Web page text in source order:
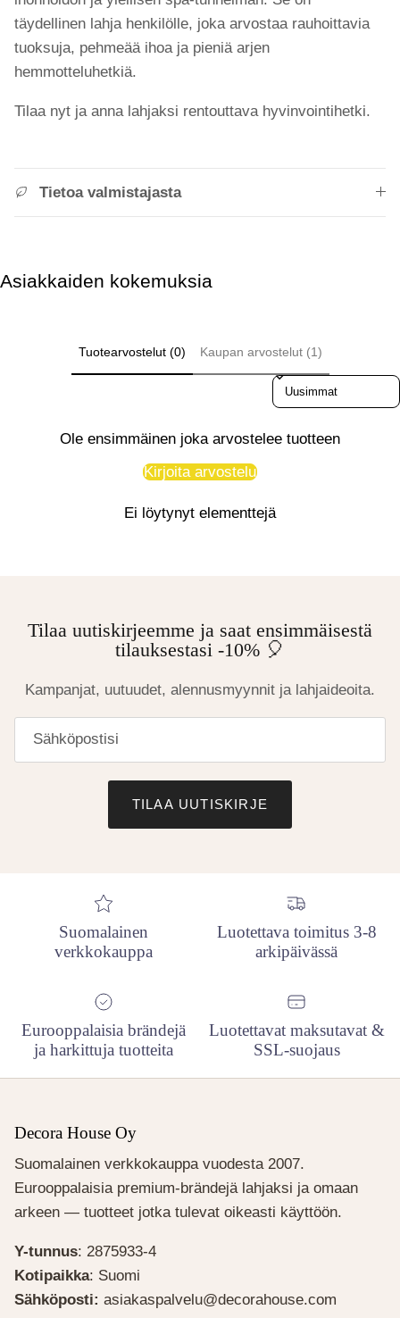
täydellinen lahja henkilölle, joka arvostaa rauhoittavia
tuoksuja, pehmeää ihoa ja pieniä arjen
hemmotteluhetkiä.
Tilaa nyt ja anna lahjaksi rentouttava hyvinvointihetki.
Tietoa valmistajasta
Asiakkaiden kokemuksia
Tuotearvostelut (0) Kaupan arvostelut (1)
Sort reviews by
Ole ensimmäinen joka arvostelee tuotteen
Kirjoita arvostelu
Ei löytynyt elementtejä
Tilaa uutiskirjeemme ja saat ensimmäisestä
tilauksestasi -10% 🎈
Kampanjat, uutuudet, alennusmyynnit ja lahjaideoita.
TILAA UUTISKIRJE
Suomalainen
verkkokauppa
Luotettava toimitus 3-8
arkipäivässä
Eurooppalaisia brändejä
ja harkittuja tuotteita
Luotettavat maksutavat &
SSL-suojaus
Decora House Oy
Suomalainen verkkokauppa vuodesta 2007.
Eurooppalaisia premium-brändejä lahjaksi ja omaan
arkeen — tuotteet jotka tulevat oikeasti käyttöön.
Y-tunnus: 2875933-4
Kotipaikka: Suomi
Sähköposti: asiakaspalvelu@decorahouse.com